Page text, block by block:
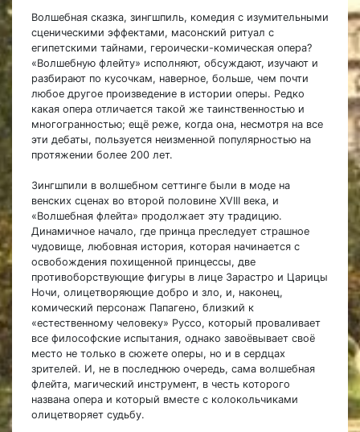
Волшебная сказка, зингшпиль, комедия с изумительными
сценическими эффектами, масонский ритуал с
египетскими тайнами, героически-комическая опера?
«Волшебную флейту» исполняют, обсуждают, изучают и
разбирают по кусочкам, наверное, больше, чем почти
любое другое произведение в истории оперы. Редко
какая опера отличается такой же таинственностью и
многогранностью; ещё реже, когда она, несмотря на все
эти дебаты, пользуется неизменной популярностью на
протяжении более 200 лет.
Зингшпили в волшебном сеттинге были в моде на
венских сценах во второй половине XVIII века, и
«Волшебная флейта» продолжает эту традицию.
Динамичное начало, где принца преследует страшное
чудовище, любовная история, которая начинается с
освобождения похищенной принцессы, две
противоборствующие фигуры в лице Зарастро и Царицы
Ночи, олицетворяющие добро и зло, и, наконец,
комический персонаж Папагено, близкий к
«естественному человеку» Руссо, который проваливает
все философские испытания, однако завоёвывает своё
место не только в сюжете оперы, но и в сердцах
зрителей. И, не в последнюю очередь, сама волшебная
флейта, магический инструмент, в честь которого
названа опера и который вместе с колокольчиками
олицетворяет судьбу.